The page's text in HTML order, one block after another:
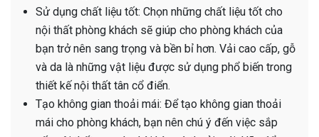
Sử dụng chất liệu tốt: Chọn những chất liệu tốt cho
nội thất phòng khách sẽ giúp cho phòng khách của
bạn trở nên sang trọng và bền bỉ hơn. Vải cao cấp, gỗ
và da là những vật liệu được sử dụng phổ biến trong
thiết kế nội thất tân cổ điển.
Tạo không gian thoải mái: Để tạo không gian thoải
mái cho phòng khách, bạn nên chú ý đến việc sắp